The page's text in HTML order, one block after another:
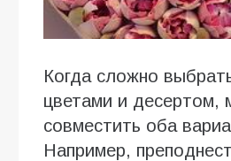
Когда сложно
цветами и десертом,
совместить оба
Например,